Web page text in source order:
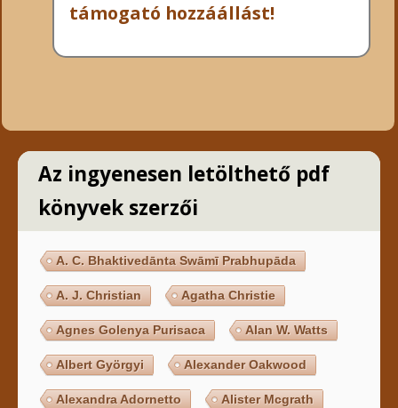
támogató hozzáállást!
Az ingyenesen letölthető pdf
könyvek szerzői
A. C. Bhaktivedānta Swāmī Prabhupāda
A. J. Christian Agatha Christie
Agnes Golenya Purisaca Alan W. Watts
Albert Györgyi Alexander Oakwood
Alexandra Adornetto Alister Mcgrath